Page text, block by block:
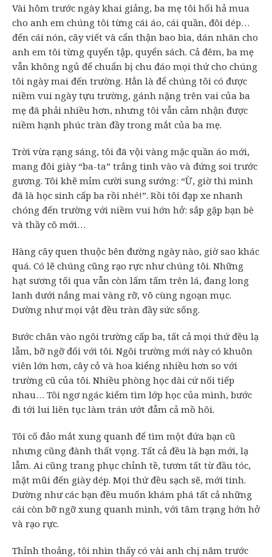
Vài hôm trước ngày khai giảng, ba mẹ tôi hối hả mua
cho anh em chúng tôi từng cái áo, cái quần, đôi dép…
đến cái nón, cây viết và cẩn thận bao bìa, dán nhãn cho
anh em tôi từng quyển tập, quyển sách. Cả đêm, ba mẹ
vẫn không ngủ để chuẩn bị chu đáo mọi thứ cho chúng
tôi ngày mai đến trường. Hẳn là để chúng tôi có được
niềm vui ngày tựu trường, gánh nặng trên vai của ba
mẹ đã phải nhiều hơn, nhưng tôi vẫn cảm nhận được
niềm hạnh phúc tràn đầy trong mắt của ba mẹ.
Trời vừa rạng sáng, tôi đã vội vàng mặc quần áo mới,
mang đôi giày “ba-ta” trắng tinh vào và đứng soi trước
gương. Tôi khẽ mỉm cười sung sướng: “Ừ, giờ thì mình
đã là học sinh cấp ba rồi nhé!”. Rồi tôi đạp xe nhanh
chóng đến trường với niềm vui hớn hở: sắp gặp bạn bè
và thầy cô mới…
Hàng cây quen thuộc bên đường ngày nào, giờ sao khác
quá. Có lẽ chúng cũng rạo rực như chúng tôi. Những
hạt sương tối qua vẫn còn lấm tấm trên lá, đang long
lanh dưới nắng mai vàng rỡ, vô cùng ngoạn mục.
Dường như mọi vật đều tràn đầy sức sống.
Bước chân vào ngôi trường cấp ba, tất cả mọi thứ đều lạ
lẫm, bỡ ngỡ đối với tôi. Ngôi trường mới này có khuôn
viên lớn hơn, cây cỏ và hoa kiểng nhiều hơn so với
trường cũ của tôi. Nhiều phòng học dài cứ nối tiếp
nhau… Tôi ngơ ngác kiếm tìm lớp học của mình, bước
đi tới lui liên tục làm trán ướt đẫm cả mồ hôi.
Tôi cố đảo mắt xung quanh để tìm một đứa bạn cũ
nhưng cũng đành thất vọng. Tất cả đều là bạn mới, lạ
lẫm. Ai cũng trang phục chỉnh tề, tươm tất từ đầu tóc,
mặt mũi đến giày dép. Mọi thứ đều sạch sẽ, mới tinh.
Dường như các bạn đều muốn khám phá tất cả những
cái còn bỡ ngỡ xung quanh mình, với tâm trạng hớn hở
và rạo rực.
Thỉnh thoảng, tôi nhìn thấy có vài anh chị năm trước